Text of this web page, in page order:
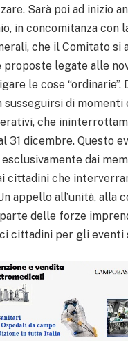
Sarà poi ad inizio
in concomitanza con
che il Comitato si
legate alle
le cose “ordinarie”.
susseguirsi di momenti
che
31 dicembre. Questo
dai
cittadini che
appello all’unità, alla
delle forze
cittadini per gli eventi